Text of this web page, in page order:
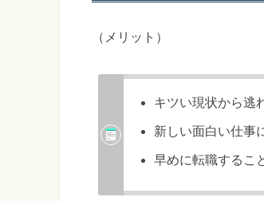
（メリット）
キツい現状から逃
新しい面白い仕事
早めに転職するこ